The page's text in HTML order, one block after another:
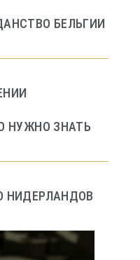
БЕЛЬГИИ
НУЖНО ЗНАТЬ
НИДЕРЛАНДОВ